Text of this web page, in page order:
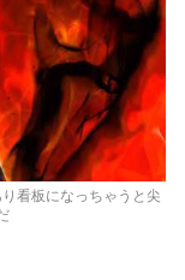
看板になっちゃうと尖